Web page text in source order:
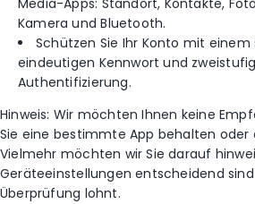
Media-Apps: Standort, Kontakte,
Kamera und Bluetooth.
Schützen Sie Ihr Konto mit einem
eindeutigen Kennwort und
Authentifizierung.
Hinweis: Wir möchten Ihnen keine
Sie eine bestimmte App behalten oder
Vielmehr möchten wir Sie darauf
Geräteeinstellungen entscheidend
Überprüfung lohnt.